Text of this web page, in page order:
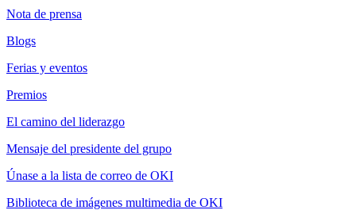
Nota de prensa
Blogs
Ferias y eventos
Premios
El camino del liderazgo
Mensaje del presidente del grupo
Únase a la lista de correo de OKI
Biblioteca de imágenes multimedia de OKI